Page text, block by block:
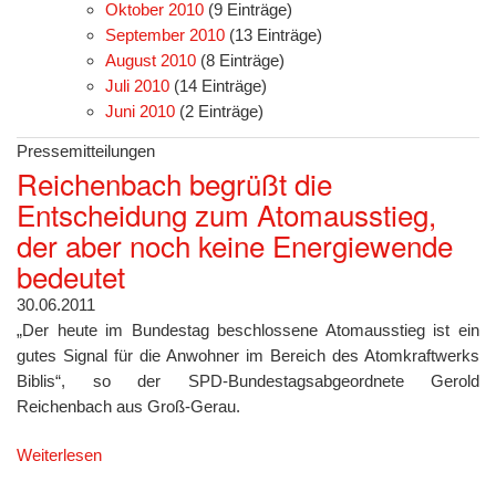
Oktober 2010 (9 Einträge)
September 2010 (13 Einträge)
August 2010 (8 Einträge)
Juli 2010 (14 Einträge)
Juni 2010 (2 Einträge)
Pressemitteilungen
Reichenbach begrüßt die
Entscheidung zum Atomausstieg,
der aber noch keine Energiewende
bedeutet
30.06.2011
„Der heute im Bundestag beschlossene Atomausstieg ist ein
gutes Signal für die Anwohner im Bereich des Atomkraftwerks
Biblis“, so der SPD-Bundestagsabgeordnete Gerold
Reichenbach aus Groß-Gerau.
Weiterlesen